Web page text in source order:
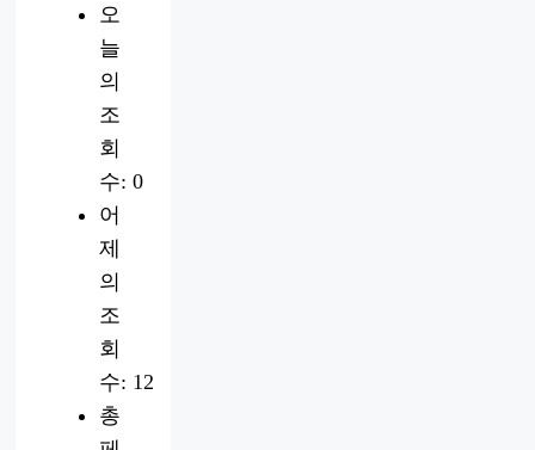
오
늘
의
조
회
수: 0
어
제
의
조
회
수: 12
총